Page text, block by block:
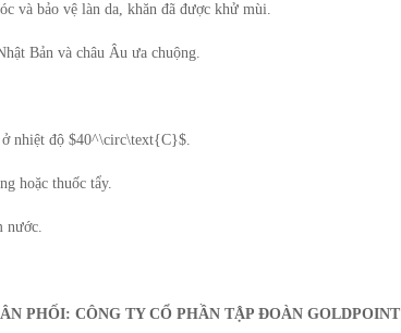
và bảo vệ làn da, khăn đã được khử mùi.
Bản và châu Âu ưa chuộng.
nhiệt độ $40^\circ\text{C}$.
hoặc thuốc tẩy.
nước.
PHỐI: CÔNG TY CỔ PHẦN TẬP ĐOÀN GOLDPOINT